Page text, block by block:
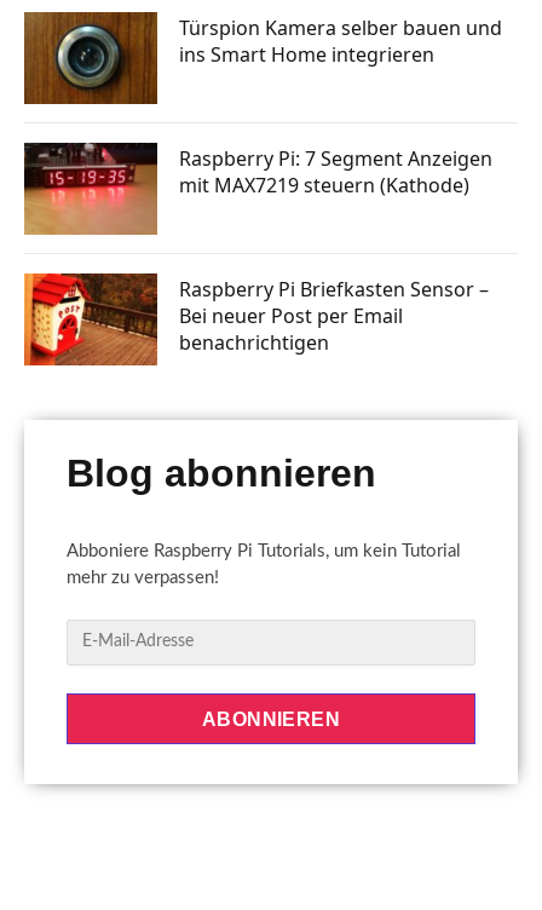
Türspion Kamera selber bauen und
ins Smart Home integrieren
Raspberry Pi: 7 Segment Anzeigen
mit MAX7219 steuern (Kathode)
Raspberry Pi Briefkasten Sensor –
Bei neuer Post per Email
benachrichtigen
Blog abonnieren
Abboniere Raspberry Pi Tutorials, um kein Tutorial
mehr zu verpassen!
-
ABONNIEREN